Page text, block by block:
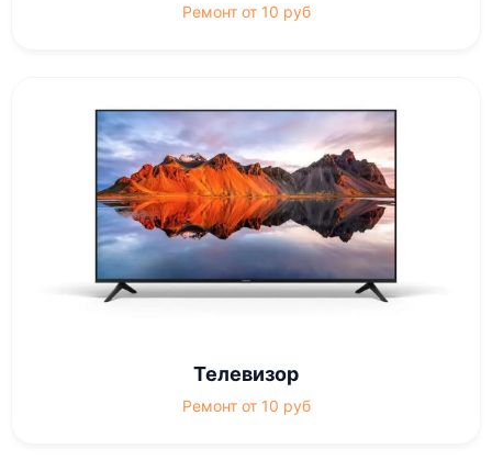
Ремонт от 10 руб
Телевизор
Ремонт от 10 руб